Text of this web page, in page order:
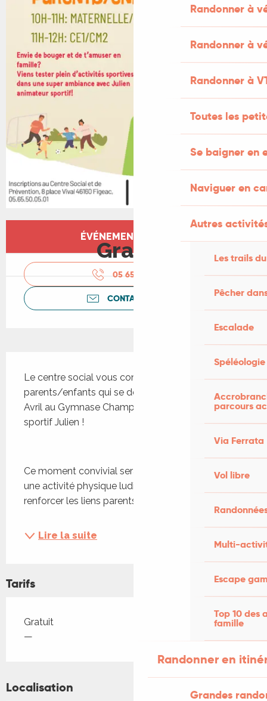
Randonner à
Randonner à
Randonner à
Toutes les
Se baigner en
Naviguer en
Autres
Les trails
Pêcher
Escalade
Spéléologie
parcours
Via Ferrata
Vol libre
Multi-
Escape
Top 10 des
famille
Randonner en
Grandes
Ouverture et coordonnées
ÉVÉNEMENT TERMINÉ
Gratuit
05 65 50 05
CONTACTEZ-NOUS
Le centre social vous convie à un atelier sportif
parents/enfants qui se déroulera le Samedi 18
Avril au Gymnase Champollion avec l’animateur
sportif Julien !
Ce moment convivial sera l’occasion de partager
une activité physique ludique en famille, de
renforcer les liens parents/enfants et de passer...
Lire la suite
Tarifs
Tarifs 2026
Gratuit
—
Localisation